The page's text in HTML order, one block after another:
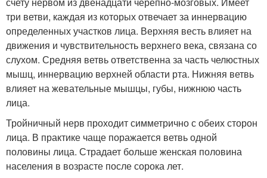
три ветви, каждая из которых отвечает за иннервацию
определенных участков лица. Верхняя весть влияет на
движения и чувствительность верхнего века, связана со
слухом. Средняя ветвь ответственна за часть челюстных
мышц, иннервацию верхней области рта. Нижняя ветвь
влияет на жевательные мышцы, губы, нижнюю часть
лица.
Тройничный нерв проходит симметрично с обеих сторон
лица. В практике чаще поражается ветвь одной
половины лица. Страдает больше женская половина
населения в возрасте после сорока лет.